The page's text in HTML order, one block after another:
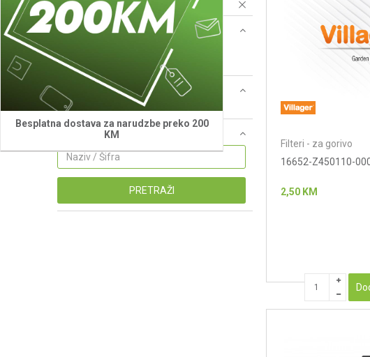
Besplatna dostava za narudzbe preko 200
KM
Resetujte filtere
Brend
Echo (2)
Cijena
0 - 1.000 KM (6)
Naziv ili šifra proizvoda
PRETRAŽI
Filteri - za gorivo
16652-Z450110-
2,50 KM